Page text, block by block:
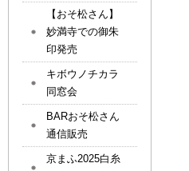
【おそ松さん】
妙満寺での御朱
印発売
キボウノチカラ
同窓会
BARおそ松さん
通信販売
京まふ2025白糸